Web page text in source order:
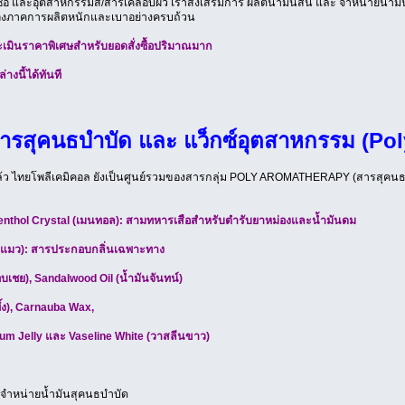
และอุตสาหกรรมสี/สารเคลือบผิว เราส่งเสริมการ ผลิตน้ำมันสน และ จำหน่ายน้
าคการผลิตหนักและเบาอย่างครบถ้วน
มินราคาพิเศษสำหรับยอดสั่งซื้อปริมาณมาก
างนี้ได้ทันที
รสุคนธบำบัด และ แว็กซ์อุตสาหกรรม
ทยโพลีเคมิคอล ยังเป็นศูนย์รวมของสารกลุ่ม POLY AROMATHERAPY (สารสุ
Crystal (เมนทอล): สามทหารเสือสำหรับตำรับยาหม่องและน้ำมันดม
มว): สารประกอบกลิ่นเฉพาะทาง
ชย), Sandalwood Oil (น้ำมันจันทน์)
), Carnauba Wax,
Jelly และ Vaseline White (วาสลีนขาว)
ำหน่ายน้ำมันสุคนธบำบัด